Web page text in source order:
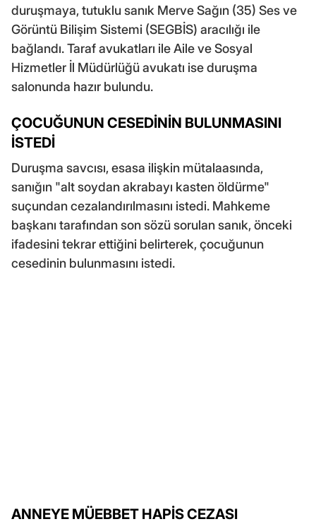
duruşmaya, tutuklu sanık Merve Sağın (35) Ses ve
Görüntü Bilişim Sistemi (SEGBİS) aracılığı ile
bağlandı. Taraf avukatları ile Aile ve Sosyal
Hizmetler İl Müdürlüğü avukatı ise duruşma
salonunda hazır bulundu.
ÇOCUĞUNUN CESEDİNİN BULUNMASINI
İSTEDİ
Duruşma savcısı, esasa ilişkin mütalaasında,
sanığın "alt soydan akrabayı kasten öldürme"
suçundan cezalandırılmasını istedi. Mahkeme
başkanı tarafından son sözü sorulan sanık, önceki
ifadesini tekrar ettiğini belirterek, çocuğunun
cesedinin bulunmasını istedi.
ANNEYE MÜEBBET HAPİS CEZASI